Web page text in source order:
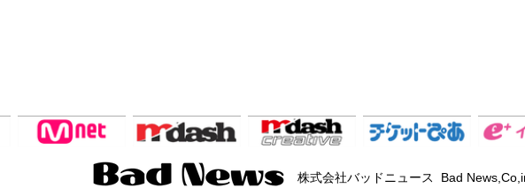
株式会社バッドニュース Bad